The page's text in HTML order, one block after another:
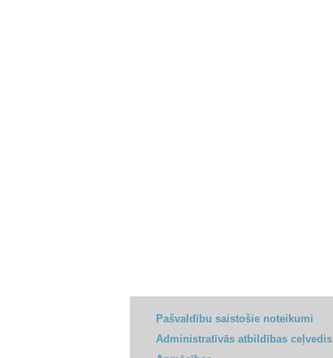
Pašvaldību saistošie noteikumi
Administratīvās atbildības ceļvedis